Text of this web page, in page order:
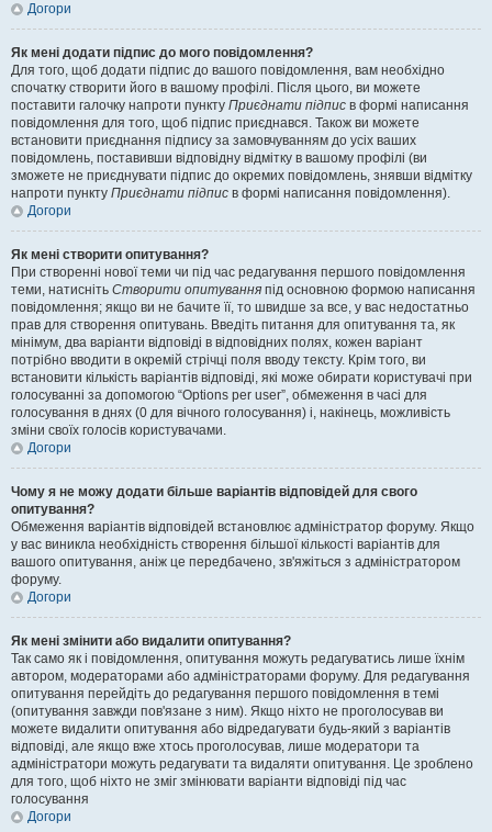
Догори
Як мені додати підпис до мого повідомлення?
Для того, щоб додати підпис до вашого повідомлення, вам необхідно
спочатку створити його в вашому профілі. Після цього, ви можете
поставити галочку напроти пункту Приєднати підпис в формі написання
повідомлення для того, щоб підпис приєднався. Також ви можете
встановити приєднання підпису за замовчуванням до усіх ваших
повідомлень, поставивши відповідну відмітку в вашому профілі (ви
зможете не приєднувати підпис до окремих повідомлень, знявши відмітку
напроти пункту Приєднати підпис в формі написання повідомлення).
Догори
Як мені створити опитування?
При створенні нової теми чи під час редагування першого повідомлення
теми, натисніть Створити опитування під основною формою написання
повідомлення; якщо ви не бачите її, то швидше за все, у вас недостатньо
прав для створення опитувань. Введіть питання для опитування та, як
мінімум, два варіанти відповіді в відповідних полях, кожен варіант
потрібно вводити в окремій стрічці поля вводу тексту. Крім того, ви
встановити кількість варіантів відповіді, які може обирати користувачі при
голосуванні за допомогою “Options per user”, обмеження в часі для
голосування в днях (0 для вічного голосування) і, накінець, можливість
зміни своїх голосів користувачами.
Догори
Чому я не можу додати більше варіантів відповідей для свого
опитування?
Обмеження варіантів відповідей встановлює адміністратор форуму. Якщо
у вас виникла необхідність створення більшої кількості варіантів для
вашого опитування, аніж це передбачено, зв'яжіться з адміністратором
форуму.
Догори
Як мені змінити або видалити опитування?
Так само як і повідомлення, опитування можуть редагуватись лише їхнім
автором, модераторами або адміністраторами форуму. Для редагування
опитування перейдіть до редагування першого повідомлення в темі
(опитування завжди пов'язане з ним). Якщо ніхто не проголосував ви
можете видалити опитування або відредагувати будь-який з варіантів
відповіді, але якщо вже хтось проголосував, лише модератори та
адміністратори можуть редагувати та видаляти опитування. Це зроблено
для того, щоб ніхто не зміг змінювати варіанти відповіді під час
голосування
Догори